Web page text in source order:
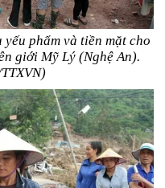
phẩm và tiền mặt cho
giới Mỹ Lý (Nghệ An).